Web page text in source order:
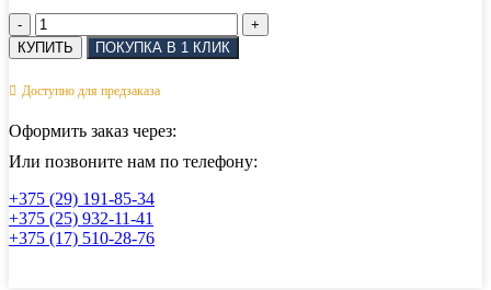
Количество
товара
Сетка
экранирования)
КУПИТЬ ПОКУПКА В 1 КЛИК
Доступно для предзаказа
Оформить заказ через:
Или позвоните нам по телефону:
+375 (29) 191-85-34
+375 (25) 932-11-41
+375 (17) 510-28-76